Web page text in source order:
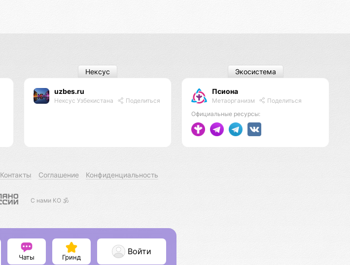
uzbes.ru
Нексус Узбекистана Поделиться
Нексус
Псиона
Метаорганизм
Поделиться
Официальные ресурсы:
Экосистема
Контакты Соглашение Конфиденциальность
С нами КО 🕉️
Чаты Гринд
Войти